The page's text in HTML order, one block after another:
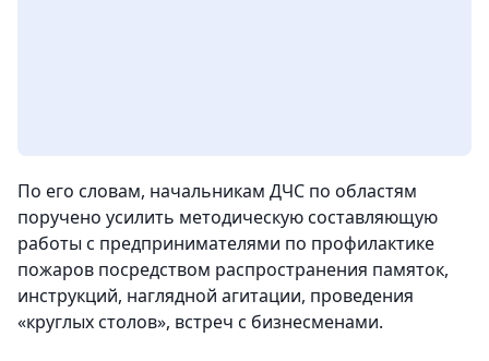
По его словам, начальникам ДЧС по областям
поручено усилить методическую составляющую
работы с предпринимателями по профилактике
пожаров посредством распространения памяток,
инструкций, наглядной агитации, проведения
«круглых столов», встреч с бизнесменами.